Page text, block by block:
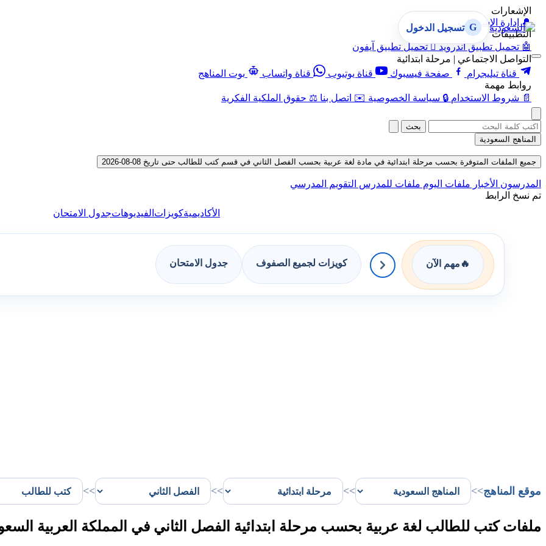
الإشعارات
🔔 إدارة الإشعارات
التطبيقات
🤖 تحميل تطبيق أندرويد  تحميل تطبيق آيفون
التواصل الاجتماعي | مرحلة ابتدائية
قناة تيليجرام
صفحة فيسبوك قناة يوتيوب قناة واتساب
بوت المناهج
روابط مهمة
📄 شروط الاستخدام 🔒 سياسة الخصوصية ✉️ اتصل بنا ⚖️ حقوق الملكية الفكرية
G تسجيل الدخول
بحث
المناهج السعودية
جميع الملفات المتوفرة بحسب مرحلة ابتدائية في مادة لغة عربية بحسب الفصل الثاني في قسم كتب للطالب حتى تاريخ 08-08-2026
المدرسون الأخبار ملفات اليوم ملفات للمدرس التقويم المدرسي
تم نسخ الرابط
الأكاديميةكويزات الفيديوهاتجدول الامتحان
🔥 مهم الآن كويزات لجميع الصفوف جدول الامتحان
موقع المناهج>>
>>
>>
>>
ملفات كتب للطالب لغة عربية بحسب مرحلة ابتدائية الفصل الثاني في المملكة العربية